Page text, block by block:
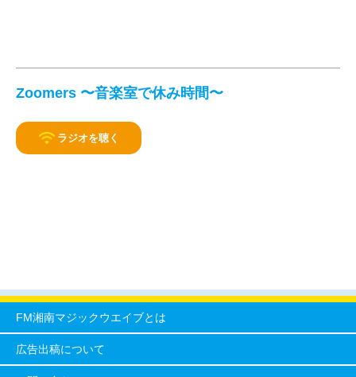
Zoomers 〜音楽室で休み時間〜
ラジオを聴く
FM湘南マジックウエイブとは
広告出稿について